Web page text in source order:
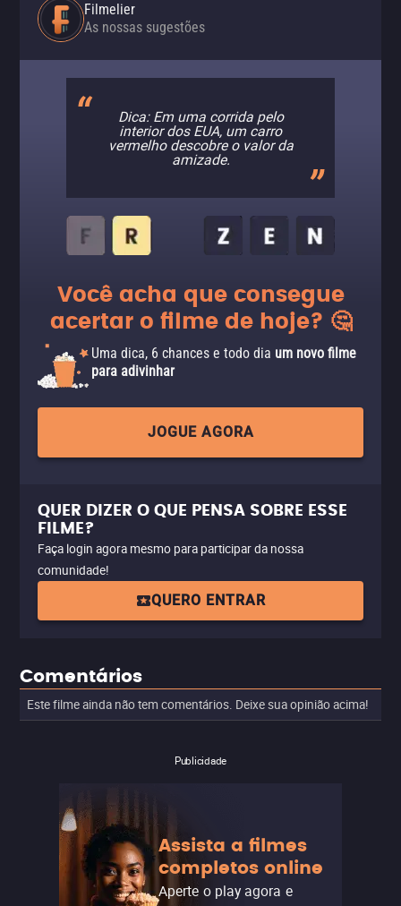
Filmelier
As nossas sugestões
Dica: Em uma corrida pelo
interior dos EUA, um carro
vermelho descobre o valor da
amizade.
Você acha que consegue
acertar o filme de hoje? 🤔
Uma dica, 6 chances e todo dia um novo filme
para adivinhar
JOGUE AGORA
QUER DIZER O QUE PENSA SOBRE ESSE
FILME?
Faça login agora mesmo para participar da nossa
comunidade!
QUERO ENTRAR
Comentários
Este filme ainda não tem comentários. Deixe sua opinião acima!
Publicidade
Assista a filmes
completos online
Aperte o play agora e